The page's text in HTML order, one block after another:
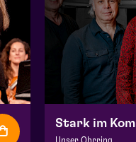
Stark im